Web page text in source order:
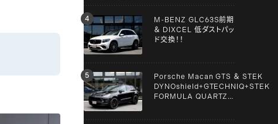
M-BENZ GLC63S前期
＆ DIXCEL 低ダストパッ
ド交換！！
Porsche Macan GTS ＆ STEK
DYNOshield+GTECHNIQ+STEK
FORMULA QUARTZ